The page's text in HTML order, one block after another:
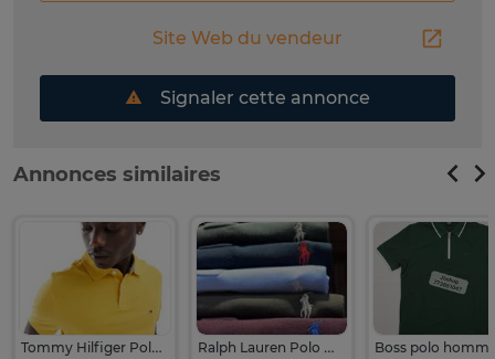
Site Web du vendeur
Signaler cette annonce
Annonces similaires
Tommy Hilfiger Polo Jaune Manches Courtes Ajusté Ralph Lauren Polo manches courtes logo brodé coloré